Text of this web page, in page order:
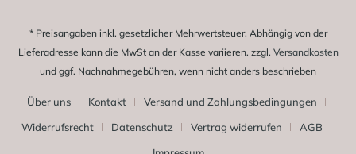
* Preisangaben inkl. gesetzlicher Mehrwertsteuer. Abhängig von der
Lieferadresse kann die MwSt an der Kasse variieren. zzgl. Versandkosten
und ggf. Nachnahmegebühren, wenn nicht anders beschrieben
Über uns Kontakt
Versand und Zahlungsbedingungen
Widerrufsrecht
Datenschutz Vertrag widerrufen
AGB